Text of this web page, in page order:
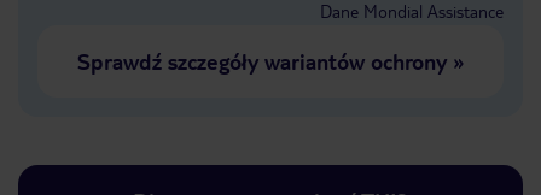
Dane Mondial Assistance
Sprawdź szczegóły wariantów ochrony»